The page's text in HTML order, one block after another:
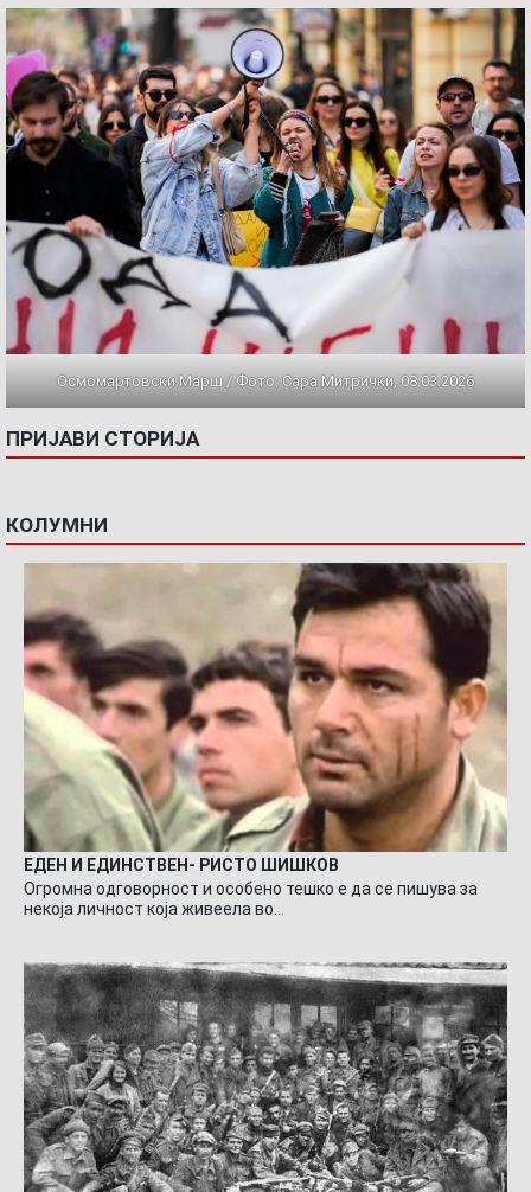
Осмомартовски Марш / Фото: Сара Митрички, 08.03.2026
ПРИЈАВИ СТОРИЈА
КОЛУМНИ
ЕДЕН И ЕДИНСТВЕН- РИСТО ШИШКОВ
Огромна одговорност и особено тешко е да се пишува за
некоја личност која живеела во…